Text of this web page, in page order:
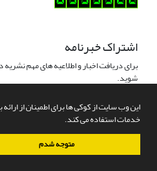
این وب سایت از کوکی ها برای اطمینان از ارائه
خدمات استفاده می کند.
متوجه شدم
اشتراک خبرنامه
برای دریافت اخبار و اطلاعیه های مهم
شوید.
سامانه مدیریت نشریات علمی.طراحی و